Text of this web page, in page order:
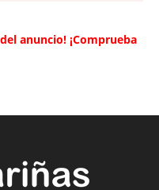
anuncio! ¡Comprueba